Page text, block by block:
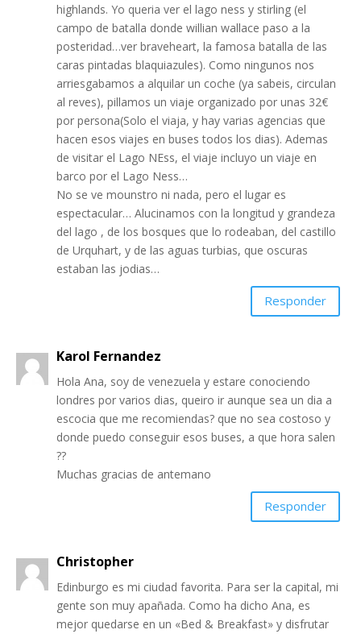
highlands. Yo queria ver el lago ness y stirling (el
campo de batalla donde willian wallace paso a la
posteridad…ver braveheart, la famosa batalla de las
caras pintadas blaquiazules). Como ningunos nos
arriesgabamos a alquilar un coche (ya sabeis, circulan
al reves), pillamos un viaje organizado por unas 32€
por persona(Solo el viaja, y hay varias agencias que
hacen esos viajes en buses todos los dias). Ademas
de visitar el Lago NEss, el viaje incluyo un viaje en
barco por el Lago Ness…
No se ve mounstro ni nada, pero el lugar es
espectacular… Alucinamos con la longitud y grandeza
del lago , de los bosques que lo rodeaban, del castillo
de Urquhart, y de las aguas turbias, que oscuras
estaban las jodias…
Responder
Karol Fernandez
Hola Ana, soy de venezuela y estare conociendo
londres por varios dias, queiro ir aunque sea un dia a
escocia que me recomiendas? que no sea costoso y
donde puedo conseguir esos buses, a que hora salen
??
Muchas gracias de antemano
Responder
Christopher
Edinburgo es mi ciudad favorita. Para ser la capital, mi
gente son muy apañada. Como ha dicho Ana, es
mejor quedarse en un «Bed & Breakfast» y disfrutar